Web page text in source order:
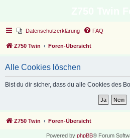
Datenschutzerklärung FAQ
Z750 Twin Foren-Übersicht
Alle Cookies löschen
Bist du dir sicher, dass du alle Cookies des
Z750 Twin Foren-Übersicht
Powered by phpBB® Forum